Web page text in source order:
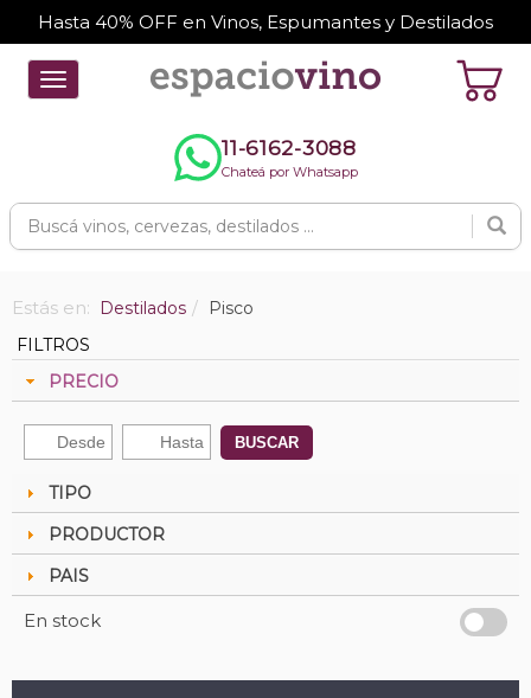
Hasta 40% OFF en Vinos, Espumantes y Destilados
Toggle
navigation
11-6162-3088
Chateá por Whatsapp
Estás en: Destilados
Pisco
FILTROS
PRECIO
BUSCAR
TIPO
PRODUCTOR
PAIS
En stock